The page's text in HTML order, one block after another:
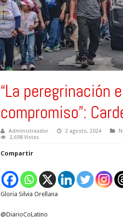
“La peregrinación
compromiso”:
Administraador 2 agosto, 2024
2,698 Vistas
Compartir
Gloria Silvia Orellana
@DiarioCoLatino